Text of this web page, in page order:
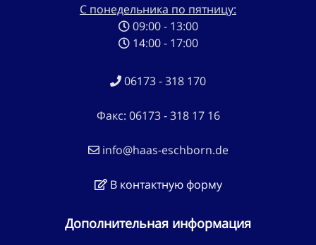
С понедельника по пятницу:
09:00 - 13:00
14:00 - 17:00
06173 - 318 170
Факс: 06173 - 318 17 16
info@haas-eschborn.de
В контактную форму
Дополнительная информация